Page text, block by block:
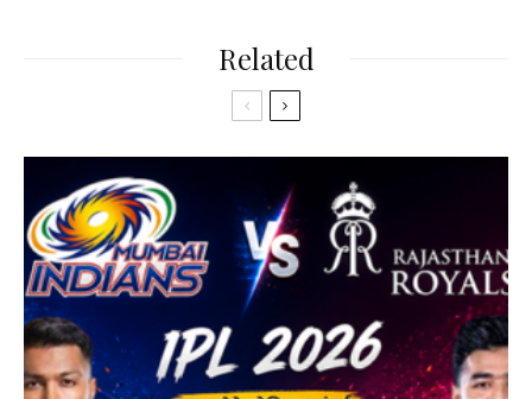
Related